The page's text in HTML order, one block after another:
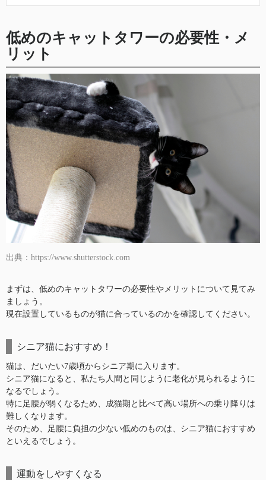
低めのキャットタワーの必要性・メ
リット
出典：https://www.shutterstock.com
まずは、低めのキャットタワーの必要性やメリットについて見てみ
ましょう。
現在設置しているものが猫に合っているのかを確認してください。
シニア猫におすすめ！
猫は、だいたい7歳頃からシニア期に入ります。
シニア猫になると、私たち人間と同じように老化が見られるように
なるでしょう。
特に足腰が弱くなるため、成猫期と比べて高い場所への乗り降りは
難しくなります。
そのため、足腰に負担の少ない低めのものは、シニア猫におすすめ
といえるでしょう。
運動をしやすくなる